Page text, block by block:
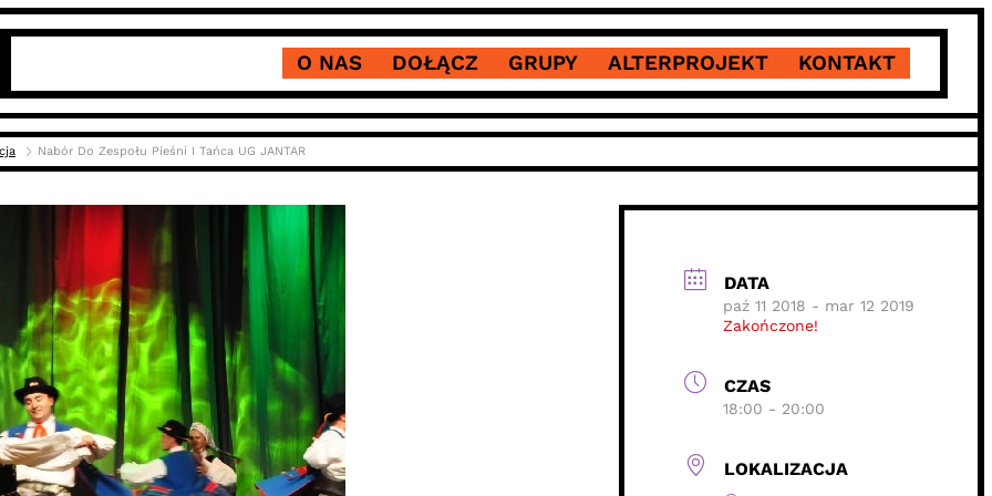
O NAS DOŁĄCZ GRUPY ALTERPROJEKT KONTAKT
Nabór Do Zespołu Pieśni I Tańca UG JANTAR
DATA
paź 11 2018 - mar 12 2019
Zakończone!
CZAS
18:00 - 20:00
LOKALIZACJA